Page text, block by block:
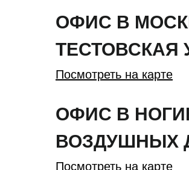
ОФИС В
ТЕСТОВСКАЯ
ОФИС В
ВОЗДУШНЫХ
Посмотреть на карте
Посмотреть на карте